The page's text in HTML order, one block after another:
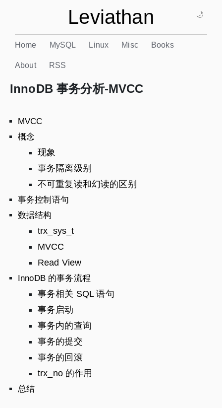
Leviathan 🌙
Home MySQL Linux Misc Books
About RSS
InnoDB 事务分析-MVCC
MVCC
概念
现象
事务隔离级别
不可重复读和幻读的区别
事务控制语句
数据结构
trx_sys_t
MVCC
Read View
InnoDB 的事务流程
事务相关 SQL 语句
事务启动
事务内的查询
事务的提交
事务的回滚
trx_no 的作用
总结